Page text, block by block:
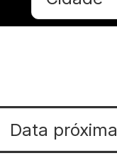
Data próxima